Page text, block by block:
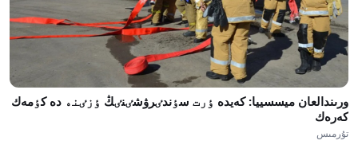
ورىندالعان ميسسييا: كەيدە ٶرت سٶندٸرۋشٸنٸڭ ٶزٸنە دە كٶمەك
كەرەك
تۇرمىس